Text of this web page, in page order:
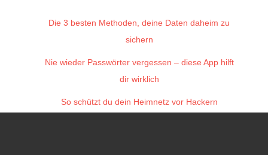
Die 3 besten Methoden, deine Daten daheim zu
sichern
Nie wieder Passwörter vergessen – diese App hilft
dir wirklich
So schützt du dein Heimnetz vor Hackern